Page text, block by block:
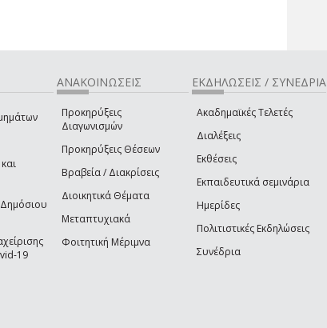
19
ΑΝΑΚΟΙΝΩΣΕΙΣ
Προκηρύξεις
Διαγωνισμών
Προκηρύξεις Θέσεων
Βραβεία / Διακρίσεις
Διοικητικά Θέματα
Μεταπτυχιακά
Φοιτητική Μέριμνα
ΕΚΔΗΛΩΣΕΙΣ / ΣΥΝΕΔΡΙΑ
Ακαδημαϊκές Τελετές
Διαλέξεις
Εκθέσεις
Εκπαιδευτικά σεμινάρια
Ημερίδες
Πολιτιστικές Εκδηλώσεις
Συνέδρια